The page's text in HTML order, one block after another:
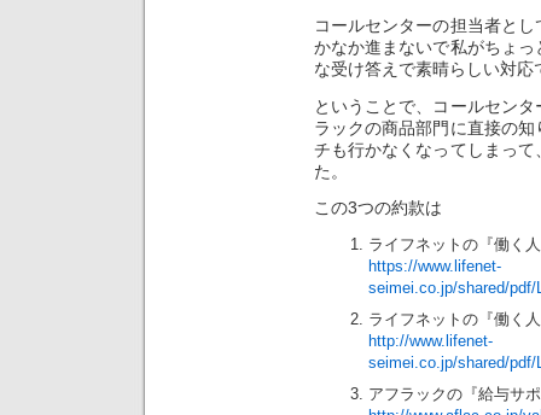
コールセンターの担当者と
かなか進まないで私がちょ
な受け答えで素晴らしい対応
ということで、コールセン
ラックの商品部門に直接の
チも行かなくなってしまっ
た。
この3つの約款は
ライフネットの『働く
https://www.lifenet-
seimei.co.jp/shared/pdf/
ライフネットの『働く
http://www.lifenet-
seimei.co.jp/shared/pdf/
アフラックの『給与サ